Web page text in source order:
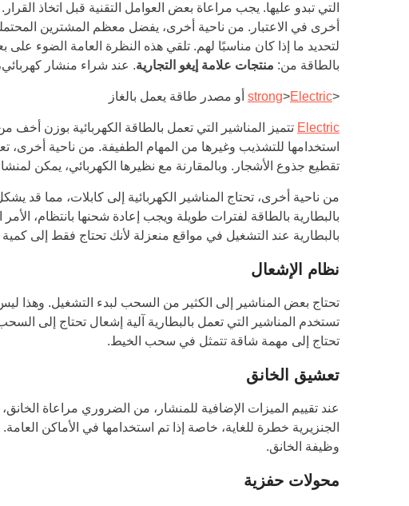
التي تبدو عليها. يجب مراعاة بعض العوامل التقنية قبل اتخاذ
أخرى في الاعتبار. من ناحية أخرى، يفضل معظم المشترين
لتحديد ما إذا كان مناسبًا لهم. تلقي هذه النظرة العامة الضوء
بالطاقة من: منتجات علامة إيغو التجارية. عند شراء منشار
<
strong>Electric أو مصدر طاقة يعمل بالغاز
Electric تتميز المناشير التي تعمل بالطاقة الكهربائية بوزن
استخدامها للتشذيب وغيرها من المهام الطفيفة. من ناحية أخرى،
تقطيع جذوع الأشجار. وبالمقارنة مع نظيرها الكهربائي، يمكن
من ناحية أخرى، تحتاج المناشير الكهربائية إلى كابلات، مما قد
بالبطارية بالطاقة لفترات طويلة ويجب إعادة شحنها بانتظام،
بالبطارية عند التشغيل في مواقع منعزلة لأنك تحتاج فقط إلى
نظام الإشعال
تحتاج بعض المناشير إلى الكثير من السحب لبدء التشغيل.
تستخدم المناشير التي تعمل بالبطارية آلية إشعال تحتاج إلى
تحتاج إلى مهمة شاقة تتمثل في سحب الخيط.
تعشيق الخانق
عند تقييم الميزات الإضافية للمنشار، من الضروري مراعاة
الجنزيرية خطرة للغاية، خاصة إذا تم استخدامها في الأماكن
وظيفة الخانق.
محولات حفزية